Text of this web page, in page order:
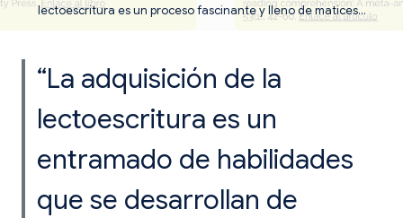
lectoescritura es un proceso fascinante y lleno de matices…
“La adquisición de la
lectoescritura es un
entramado de habilidades
que se desarrollan de